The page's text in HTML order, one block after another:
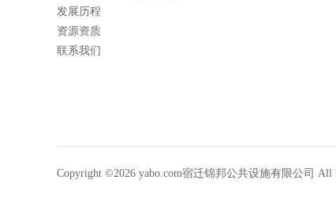
发展历程
资源资质
联系我们
Copyright ©2026 yabo.com宿迁锦邦公共设施有限公司 All